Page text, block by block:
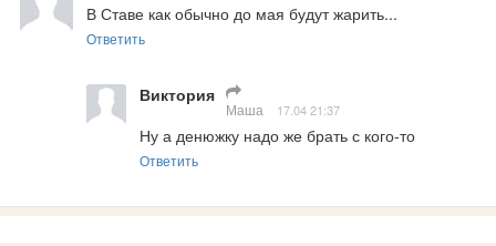
В Ставе как обычно до мая будут жарить...
Ответить
Виктория
Маша 17.04 21:37
Ну а денюжку надо же брать с кого-то
Ответить